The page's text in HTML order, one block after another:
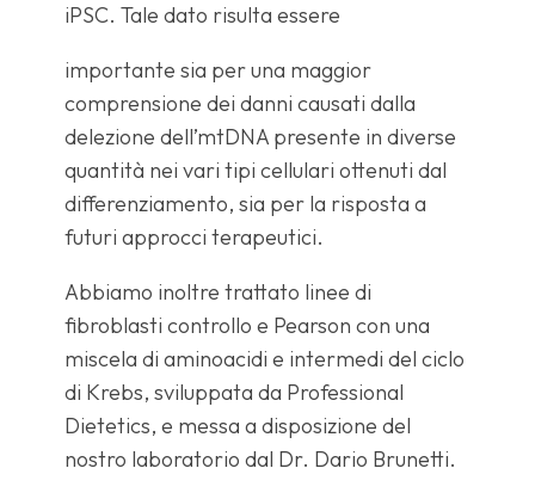
iPSC. Tale dato risulta essere
importante sia per una maggior
comprensione dei danni causati dalla
delezione dell’mtDNA presente in diverse
quantità nei vari tipi cellulari ottenuti dal
differenziamento, sia per la risposta a
futuri approcci terapeutici.
Abbiamo inoltre trattato linee di
fibroblasti controllo e Pearson con una
miscela di aminoacidi e intermedi del ciclo
di Krebs, sviluppata da Professional
Dietetics, e messa a disposizione del
nostro laboratorio dal Dr. Dario Brunetti.